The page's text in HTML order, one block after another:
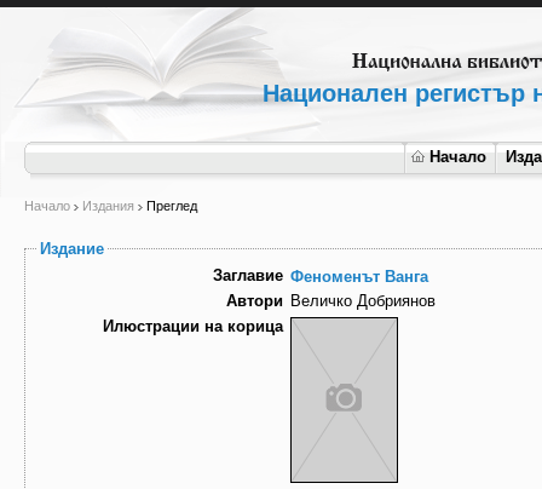
Национален регистър
Начало
Начало Издания Преглед
Издание
Заглавие Феноменът Ванга
Автори Величко Добриянов
Илюстрации на корица